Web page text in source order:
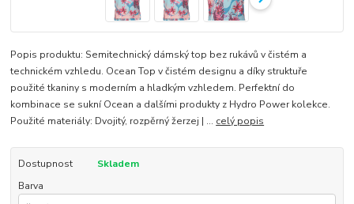
Popis produktu: Semitechnický dámský top bez rukávů v čistém a
technickém vzhledu. Ocean Top v čistém designu a díky struktuře
použité tkaniny s moderním a hladkým vzhledem. Perfektní do
kombinace se sukní Ocean a dalšími produkty z Hydro Power kolekce.
Použité materiály: Dvojitý, rozpěrný žerzej | ... celý popis
Dostupnost
Skladem
Barva